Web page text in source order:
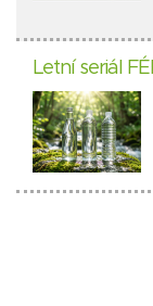
Letní seriál